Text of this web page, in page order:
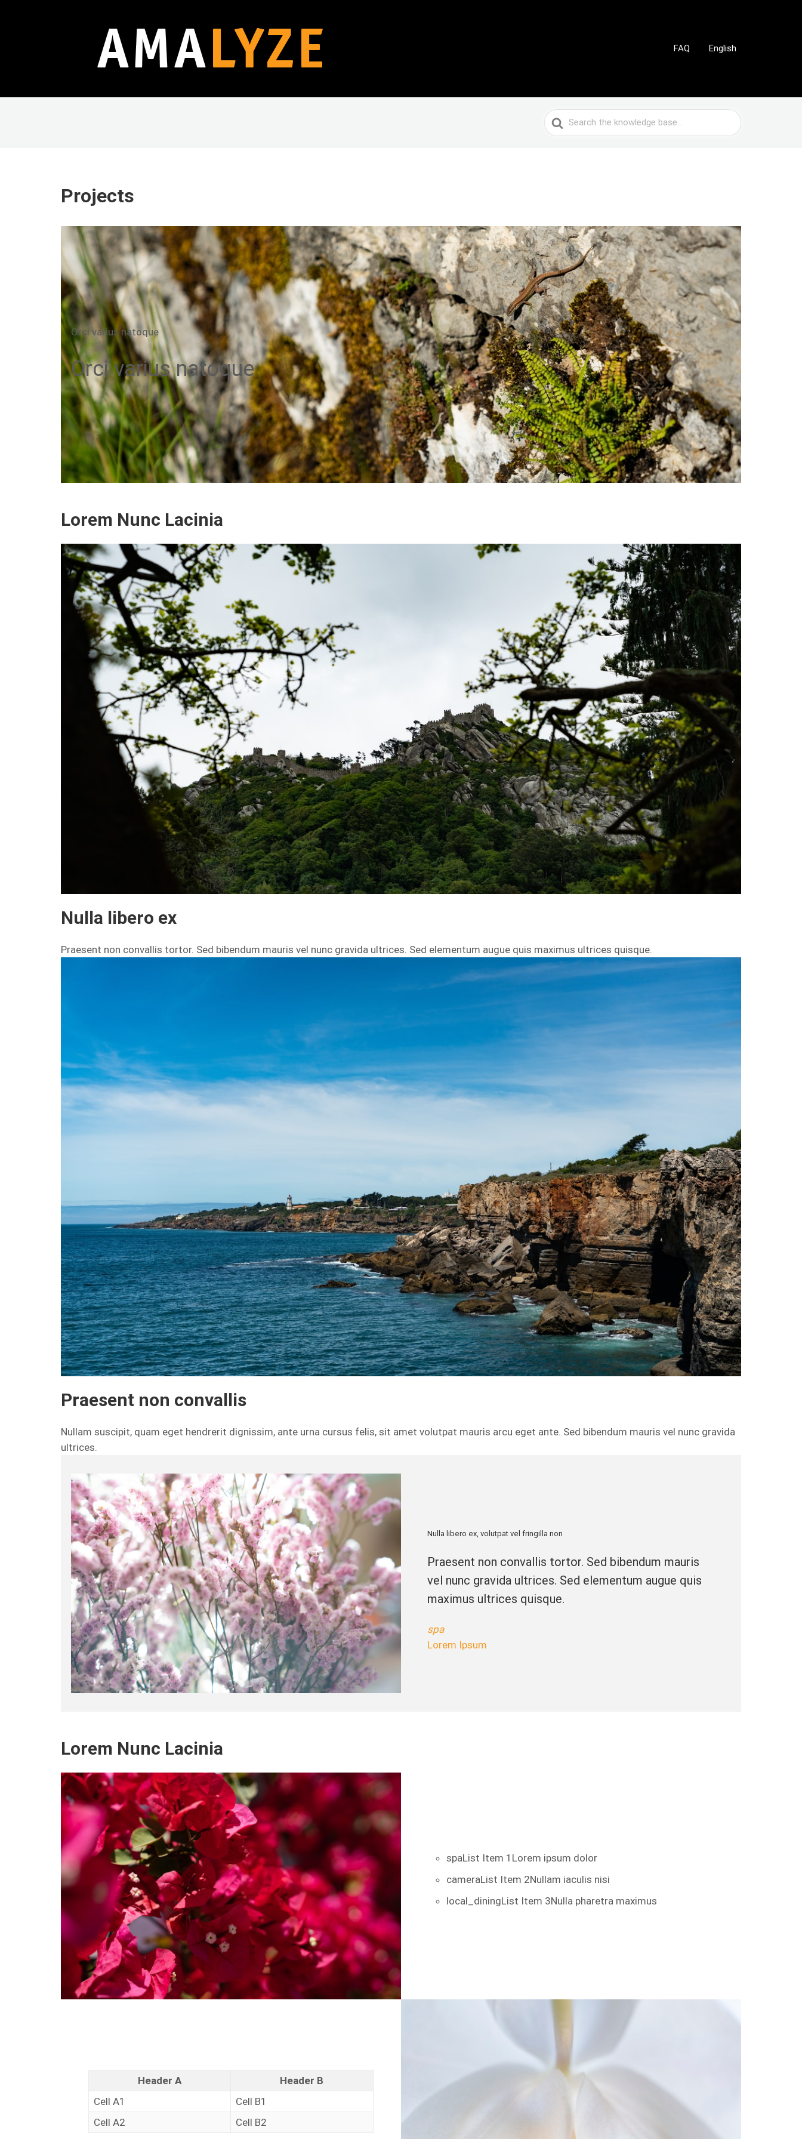
FAQ English
Search
For
Projects
Orci varius natoque
Orci varius natoque
Lorem Nunc Lacinia
Nulla libero ex
Praesent non convallis tortor. Sed bibendum mauris vel nunc gravida ultrices. Sed elementum augue quis maximus ultrices quisque.
Praesent non convallis
Nullam suscipit, quam eget hendrerit dignissim, ante urna cursus felis, sit amet volutpat mauris arcu eget ante. Sed bibendum mauris vel nunc gravida
ultrices.
Nulla libero ex, volutpat vel fringilla non
Praesent non convallis tortor. Sed bibendum mauris
vel nunc gravida ultrices. Sed elementum augue quis
maximus ultrices quisque.
spa
Lorem Ipsum
Lorem Nunc Lacinia
spaList Item 1 Lorem ipsum dolor
cameraList Item 2Nullam iaculis nisi
local_diningList Item 3Nulla pharetra maximus
Header A
Header B
Cell A1
Cell B1
Cell A2
Cell B2